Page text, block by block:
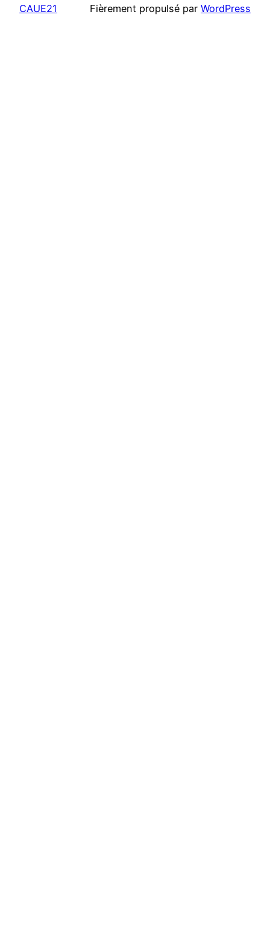
CAUE21 Fièrement propulsé par WordPress